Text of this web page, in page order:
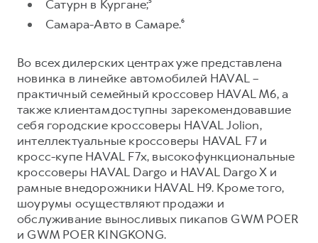
HAVAL Лизинг
АКСЕССУАРЫ HAVAL
Автомобильные аксессуары
Коллекция CITY
Коллекция Базовая
Коллекция Детская
АКСЕССУАРЫ HAVAL
Коллекция CITY
Коллекция Базовая
Коллекция Детская
Сатурн в Кургане;⁵
Самара-Авто в Самаре.⁶
Во всех дилерских центрах уже представлена
новинка в линейке автомобилей HAVAL –
практичный семейный кроссовер HAVAL M6, а
также клиентам доступны зарекомендовавшие
себя городские кроссоверы HAVAL Jolion,
интеллектуальные кроссоверы HAVAL F7 и
кросс-купе HAVAL F7x, высокофункциональные
кроссоверы HAVAL Dargo и HAVAL Dargo X и
рамные внедорожники HAVAL H9. Кроме того,
шоурумы осуществляют продажи и
обслуживание выносливых пикапов GWM POER
и GWM POER KINGKONG.